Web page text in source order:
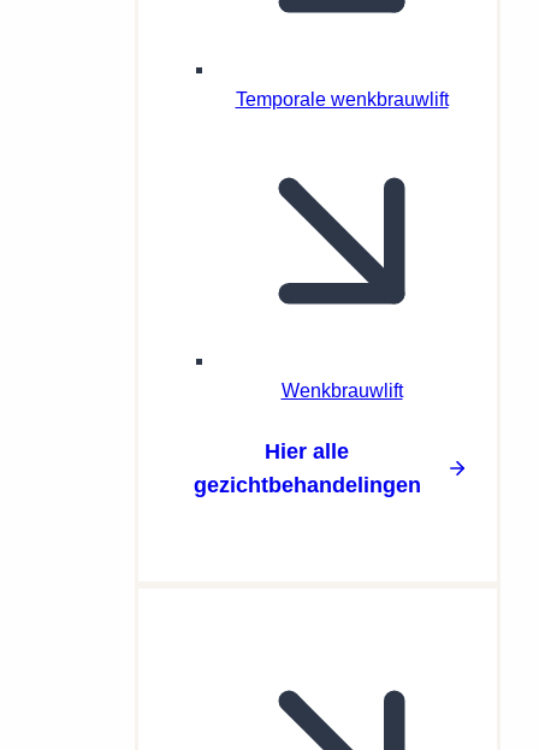
Temporale wenkbrauwlift
Wenkbrauwlift
Hier alle
gezichtbehandelingen